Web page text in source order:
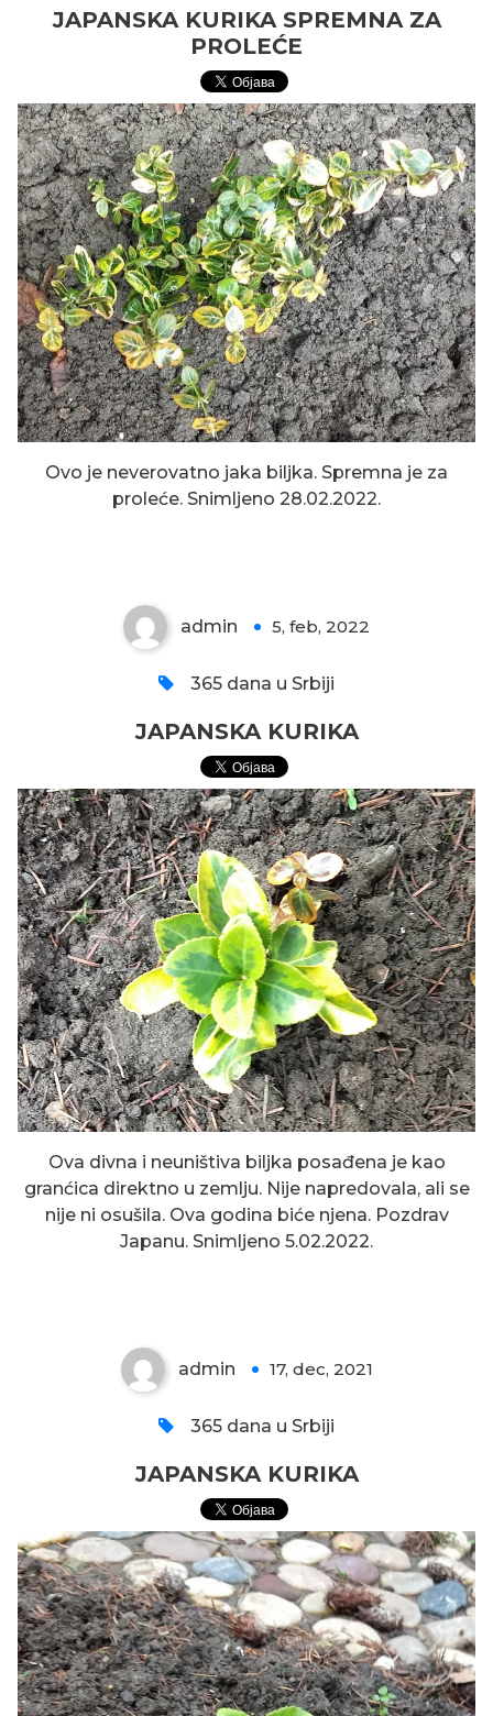
JAPANSKA KURIKA SPREMNA ZA
PROLEĆE
Ovo je neverovatno jaka biljka. Spremna je za
proleće. Snimljeno 28.02.2022.
admin 5, feb, 2022
365 dana u Srbiji
JAPANSKA KURIKA
Ova divna i neuništiva biljka posađena je kao
granćica direktno u zemlju. Nije napredovala, ali se
nije ni osušila. Ova godina biće njena. Pozdrav
Japanu. Snimljeno 5.02.2022.
admin 17, dec, 2021
365 dana u Srbiji
JAPANSKA KURIKA